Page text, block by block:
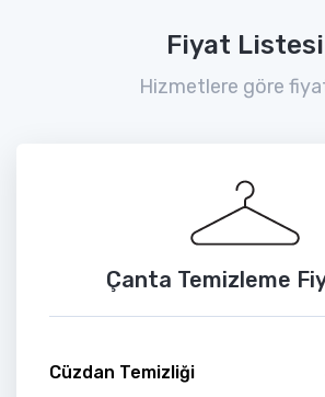
Fiyat Listesi
Hizmetlere göre
Çanta Temizleme
Cüzdan Temizliği